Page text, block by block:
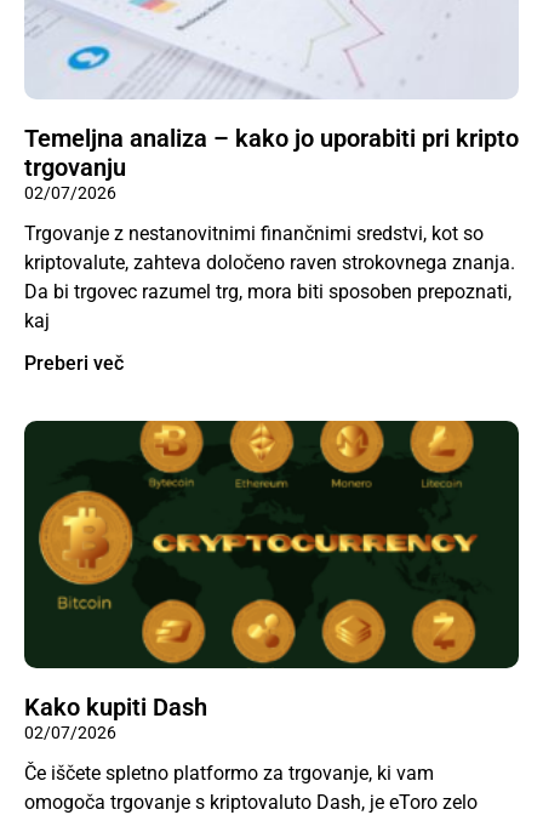
Temeljna analiza – kako jo uporabiti pri kripto
trgovanju
02/07/2026
Trgovanje z nestanovitnimi finančnimi sredstvi, kot so
kriptovalute, zahteva določeno raven strokovnega znanja.
Da bi trgovec razumel trg, mora biti sposoben prepoznati,
kaj
Preberi več
Kako kupiti Dash
02/07/2026
Če iščete spletno platformo za trgovanje, ki vam
omogoča trgovanje s kriptovaluto Dash, je eToro zelo